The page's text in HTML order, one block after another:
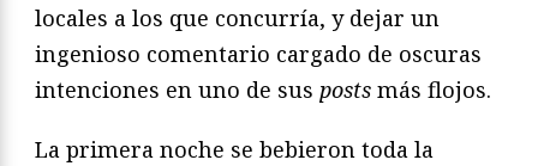
locales a los que concurría, y dejar un
ingenioso comentario cargado de oscuras
intenciones en uno de sus posts más flojos.
La primera noche se bebieron toda la